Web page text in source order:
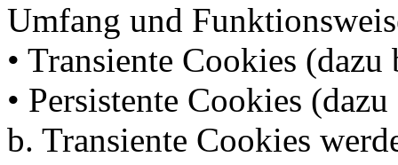
Umfang und
• Transiente Cookies (dazu
• Persistente Cookies
b. Transiente Cookies